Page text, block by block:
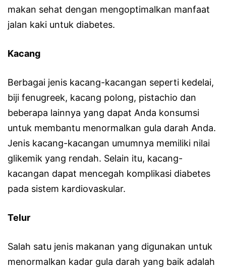
makan sehat dengan mengoptimalkan manfaat
jalan kaki untuk diabetes.
Kacang
Berbagai jenis kacang-kacangan seperti kedelai,
biji fenugreek, kacang polong, pistachio dan
beberapa lainnya yang dapat Anda konsumsi
untuk membantu menormalkan gula darah Anda.
Jenis kacang-kacangan umumnya memiliki nilai
glikemik yang rendah. Selain itu, kacang-
kacangan dapat mencegah komplikasi diabetes
pada sistem kardiovaskular.
Telur
Salah satu jenis makanan yang digunakan untuk
menormalkan kadar gula darah yang baik adalah